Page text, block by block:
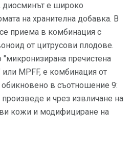
диосминът е широко
на хранителна добавка. В
приема в комбинация с
от цитрусови плодове.
"микронизирана пречистена
MPFF, е комбинация от
в съотношение 9:
и чрез извличане на
кожи и модифициране на